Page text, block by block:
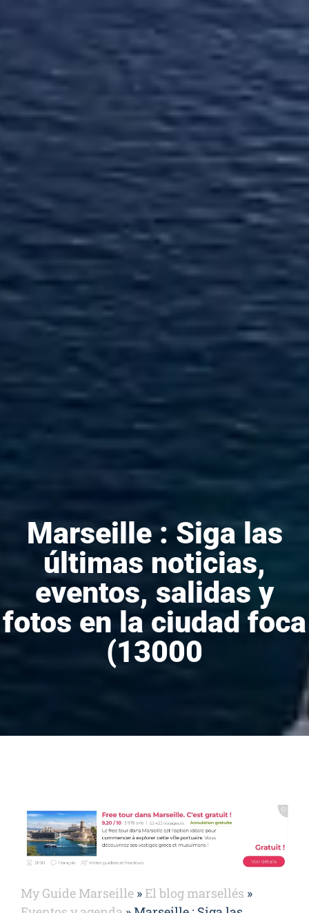
Marseille : Siga las
últimas noticias,
eventos, salidas y
fotos en la ciudad foca
(13000
My Guide Marseille » El blog marsellés »